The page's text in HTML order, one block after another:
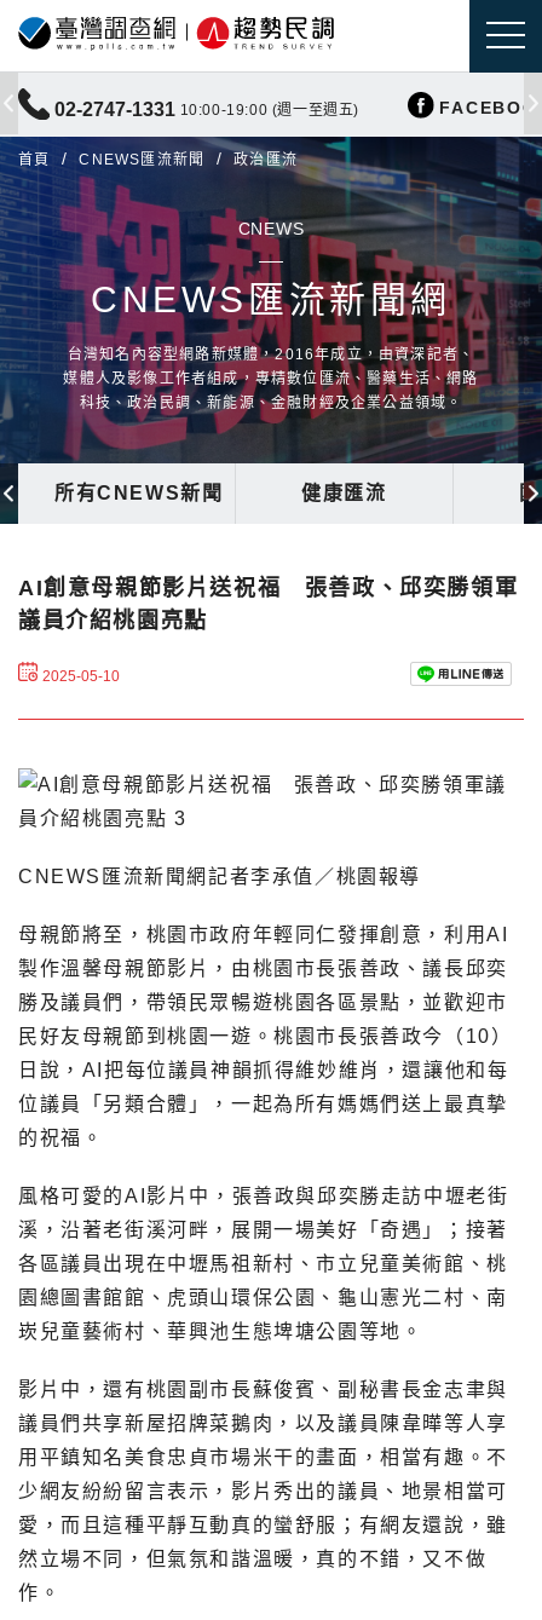
02-2747-1331 10:00-19:00 (週一至週五)
首頁 CNEWS匯流新聞 政治匯流
CNEWS
CNEWS匯流新聞網
台灣知名內容型網路新媒體，2016年成立，由資深記者、
媒體人及影像工作者組成，專精數位匯流、醫藥生活、網路
科技、政治民調、新能源、金融財經及企業公益領域。
所有CNEWS新聞 健康匯流
AI創意母親節影片送祝福 張善政、邱奕勝領軍
議員介紹桃園亮點
2025-05-10
CNEWS匯流新聞網記者李承值／桃園報導
母親節將至，桃園市政府年輕同仁發揮創意，利用AI
製作溫馨母親節影片，由桃園市長張善政、議長邱奕
勝及議員們，帶領民眾暢遊桃園各區景點，並歡迎市
民好友母親節到桃園一遊。桃園市長張善政今（10）
日說，AI把每位議員神韻抓得維妙維肖，還讓他和每
位議員「另類合體」，一起為所有媽媽們送上最真摯
的祝福。
風格可愛的AI影片中，張善政與邱奕勝走訪中壢老街
溪，沿著老街溪河畔，展開一場美好「奇遇」；接著
各區議員出現在中壢馬祖新村、市立兒童美術館、桃
園總圖書館館、虎頭山環保公園、龜山憲光二村、南
崁兒童藝術村、華興池生態埤塘公園等地。
影片中，還有桃園副市長蘇俊賓、副秘書長金志聿與
議員們共享新屋招牌菜鵝肉，以及議員陳韋曄等人享
用平鎮知名美食忠貞市場米干的畫面，相當有趣。不
少網友紛紛留言表示，影片秀出的議員、地景相當可
愛，而且這種平靜互動真的蠻舒服；有網友還說，雖
然立場不同，但氣氛和諧溫暖，真的不錯，又不做
作。